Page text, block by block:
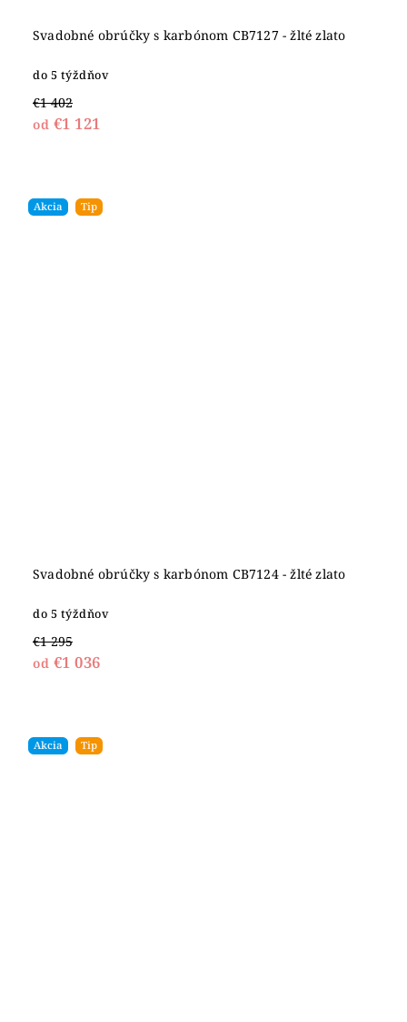
Svadobné obrúčky s karbónom CB7127 - žlté zlato
do 5 týždňov
€1 402
od €1 121
Akcia Tip
Svadobné obrúčky s karbónom CB7124 - žlté zlato
do 5 týždňov
€1 295
od €1 036
Akcia Tip